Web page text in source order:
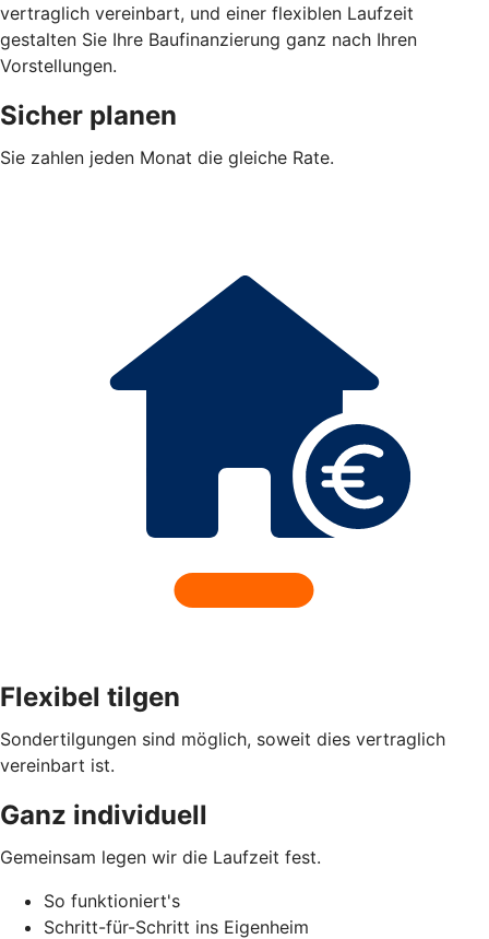
vertraglich vereinbart, und einer flexiblen Laufzeit
gestalten Sie Ihre Baufinanzierung ganz nach Ihren
Vorstellungen.
Sicher planen
Sie zahlen jeden Monat die gleiche Rate.
Flexibel tilgen
Sondertilgungen sind möglich, soweit dies vertraglich
vereinbart ist.
Ganz individuell
Gemeinsam legen wir die Laufzeit fest.
So funktioniert's
Schritt-für-Schritt ins Eigenheim